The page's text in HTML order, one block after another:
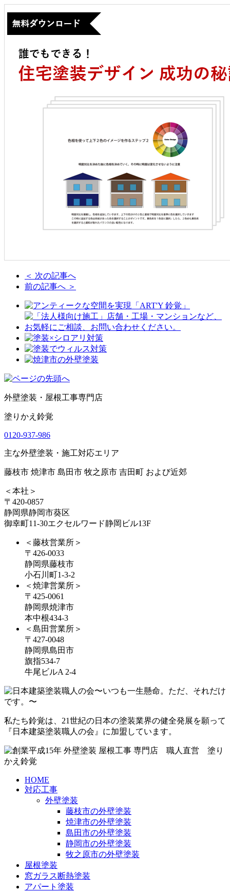
＜ 次の記事へ
前の記事へ ＞
外壁塗装・屋根工事専門店
塗りかえ鈴覚
0120-937-986
主な外壁塗装・施工対応エリア
藤枝市 焼津市 島田市 牧之原市 吉田町 および近郊
＜本社＞
〒420-0857
静岡県静岡市葵区
御幸町11-30エクセルワード静岡ビル13F
＜藤枝営業所＞
〒426-0033
静岡県藤枝市
小石川町1-3-2
＜焼津営業所＞
〒425-0061
静岡県焼津市
本中根434-3
＜島田営業所＞
〒427-0048
静岡県島田市
旗指534-7
牛尾ビルA 2-4
私たち鈴覚は、21世紀の日本の塗装業界の健全発展を願って
『日本建築塗装職人の会』に加盟しています。
HOME
対応工事
外壁塗装
藤枝市の外壁塗装
焼津市の外壁塗装
島田市の外壁塗装
静岡市の外壁塗装
牧之原市の外壁塗装
屋根塗装
窓ガラス断熱塗装
アパート塗装